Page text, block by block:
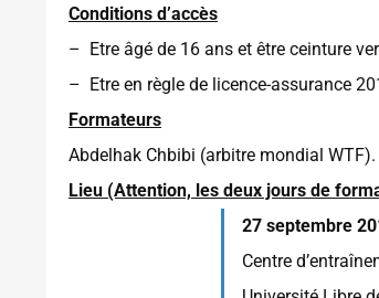
Conditions d’accès
– Etre âgé de 16 ans et être ceinture
– Etre en règle de licence-assurance
Formateurs
Abdelhak Chbibi (arbitre mondial WTF).
Lieu (Attention, les deux jours de
27 septembre
Centre